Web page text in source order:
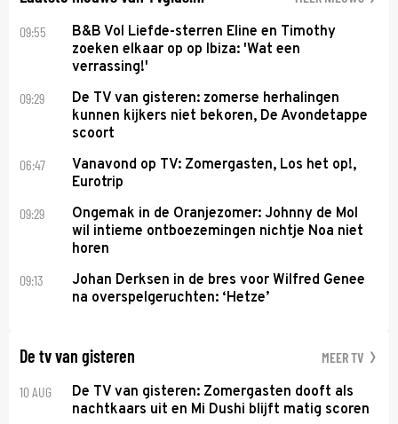
09:55
B&B Vol Liefde-sterren Eline en Timothy
zoeken elkaar op op Ibiza: 'Wat een
verrassing!'
09:29
De TV van gisteren: zomerse herhalingen
kunnen kijkers niet bekoren, De Avondetappe
scoort
06:47
Vanavond op TV: Zomergasten, Los het op!,
Eurotrip
09:29
Ongemak in de Oranjezomer: Johnny de Mol
wil intieme ontboezemingen nichtje Noa niet
horen
09:13
Johan Derksen in de bres voor Wilfred Genee
na overspelgeruchten: ‘Hetze’
De tv van gisteren MEER TV
10 AUG
De TV van gisteren: Zomergasten dooft als
nachtkaars uit en Mi Dushi blijft matig scoren